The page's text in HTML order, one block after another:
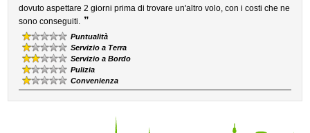
dovuto aspettare 2 giorni prima di trovare un'altro volo, con i costi che ne
sono conseguiti. ”
Puntualità
Servizio a Terra
Servizio a Bordo
Pulizia
Convenienza